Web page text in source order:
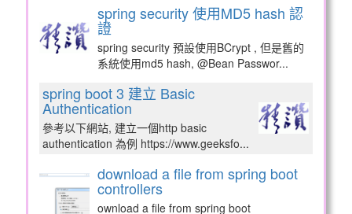
spring security 使用MD5 hash 認
證
spring security 預設使用BCrypt , 但是舊的
系統使用md5 hash, @Bean Passwor...
spring boot 3 建立 Basic
Authentication
參考以下網站, 建立一個http basic
authentication 為例 https://www.geeksfo...
download a file from spring boot
controllers
ownload a file from spring boot